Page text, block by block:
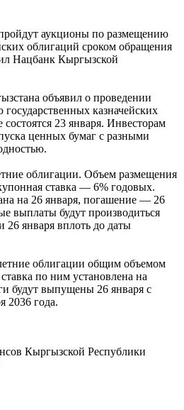
аукционы по размещению
облигаций сроком обращения
Нацбанк Кыргызской
объявил о проведении
казначейских
23 января. Инвесторам
ценных бумаг с разными
облигации. Объем размещения
ставка — 6% годовых.
на 26 января, погашение — 26
выплаты будут производиться
26 января вплоть до даты
облигации общим объемом
по ним установлена на
будут выпущены 26 января с
2036 года.
Кыргызской Республики